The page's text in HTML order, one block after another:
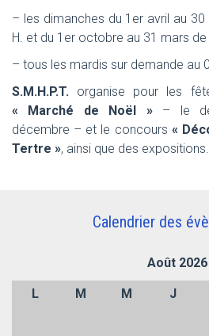
– les dimanches du 1er avril au
H. et du 1er octobre au 31 mars de
– tous les mardis sur demande au
S.M.H.P.T. organise pour les
« Marché de Noël »– le
décembre – et le concours «
Tertre », ainsi que des expositions.
Calendrier des
Août 2026
L M M J